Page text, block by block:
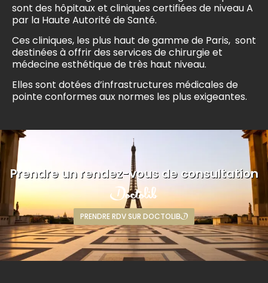
sont des hôpitaux et cliniques certifiées de niveau A
par la Haute Autorité de Santé.
Ces cliniques, les plus haut de gamme de Paris, sont
destinées à offrir des services de chirurgie et
médecine esthétique de très haut niveau.
Elles sont dotées d’infrastructures médicales de
pointe conformes aux normes les plus exigeantes.
Prendre un rendez-vous de consultation
PRENDRE RDV SUR DOCTOLIB